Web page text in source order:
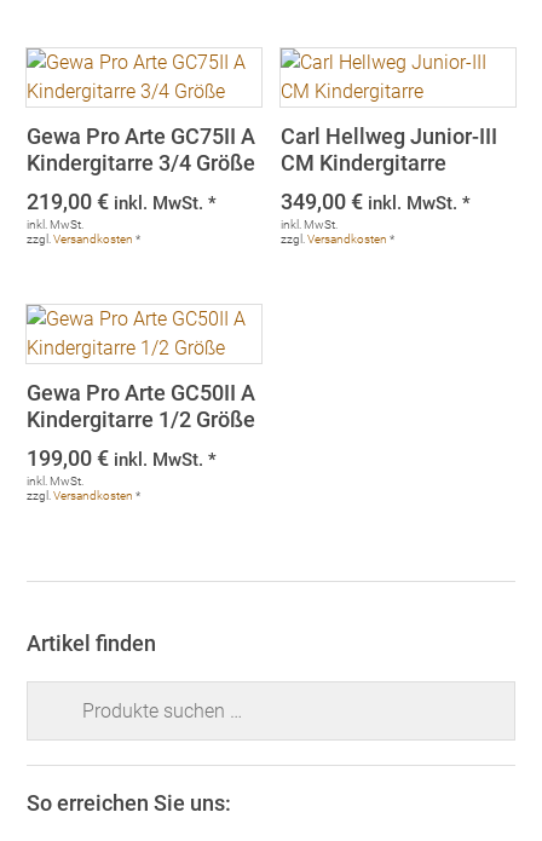
Gewa Pro Arte GC75II A
Kindergitarre 3/4 Größe
219,00€ inkl. MwSt. *
inkl. MwSt.
zzgl.Versandkosten *
Carl Hellweg Junior-III
CM Kindergitarre
349,00€ inkl. MwSt. *
inkl. MwSt.
zzgl.Versandkosten *
Gewa Pro Arte GC50II A
Kindergitarre 1/2 Größe
199,00€ inkl. MwSt. *
inkl. MwSt.
zzgl.Versandkosten *
Artikel finden
So erreichen Sie uns: